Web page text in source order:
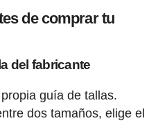
de comprar tu
del fabricante
guía de tallas.
dos tamaños, elige el